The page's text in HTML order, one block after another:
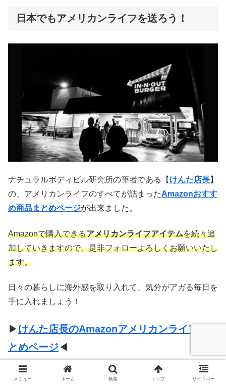
日本でもアメリカンライフを送ろう！
ナチュラルボディビル研究所の筆者である【 けんた店長】
の、アメリカンライフのすべてが詰まったAmazonおすす
め商品まとめページが出来ました。
Amazonで購入できるアメリカンライフアイテムを続々追
加していきますので、是非フォローよろしくお願いいたし
ます。
日々の暮らしに海外感を取り入れて、気分がアガる毎日を
手に入れましょう！
▶ けんた店長のAmazonアメリカンライフま
とめページ◀
メニュー ホーム 検索 トップ サイドバー